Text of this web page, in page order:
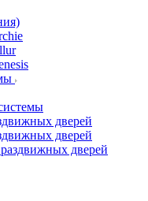
дверей
дверей
дверей